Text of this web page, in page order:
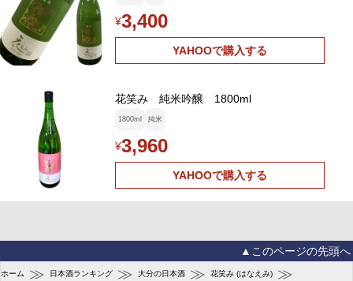
¥3,400
YAHOOで購入する
花笑み 純米吟醸 1800ml
1800ml 純米
¥3,960
YAHOOで購入する
▲このページの先頭へ
ホーム ≫ 日本酒ランキング ≫ 大分の日本酒 ≫ 花笑み (はなえみ) ≫